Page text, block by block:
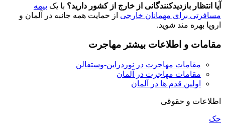
آیا انتظار بازدیدکنندگانی از خارج از کشور دارید؟ با یک بیمه
مسافرتی برای مهمانان خارجی از حمایت همه جانبه در آلمان و
اروپا بهره مند شوید.
مقامات و اطلاعات بیشتر مهاجرت
مقامات مهاجرت در نوردراین-وستفالن
مقامات مهاجرت در آلمان
اولین قدم ها در آلمان
اطلاعات و حقوقی
حک